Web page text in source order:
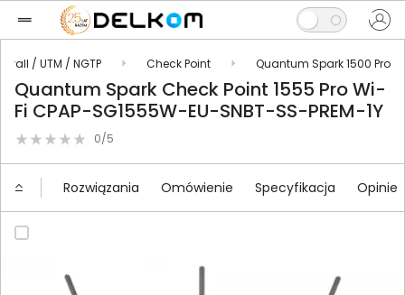
/ UTM / NGTP Check Point Quantum Spark 1500 Pro
Quantum Spark Check Point 1555 Pro Wi-
Fi CPAP-SG1555W-EU-SNBT-SS-PREM-1Y
0/5
Rozwiązania Omówienie Specyfikacja Opinie